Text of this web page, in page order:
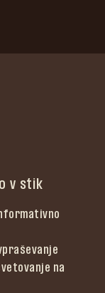
v stik
na